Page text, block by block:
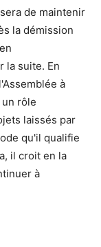
de maintenir
la démission
la suite. En
à
rôle
laissés par
qu'il qualifie
il croit en la
à